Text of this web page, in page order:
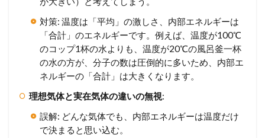
対策: 温度は「平均」の激しさ、内部エネルギーは
「合計」のエネルギーです。例えば、温度が100℃
のコップ1杯の水よりも、温度が20℃の風呂釜一杯
の水の方が、分子の数は圧倒的に多いため、内部エ
ネルギーの「合計」は大きくなります。
理想気体と実在気体の違いの無視:
誤解: どんな気体でも、内部エネルギーは温度だけ
で決まると思い込む。